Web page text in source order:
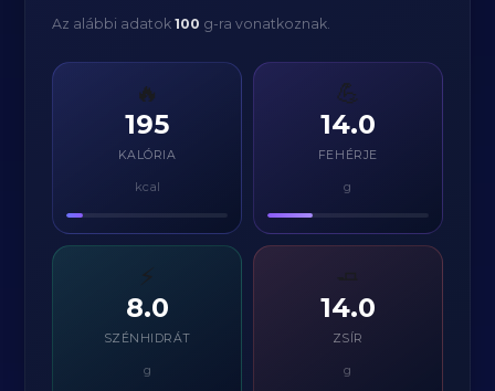
Az alábbi adatok100 g-ra vonatkoznak.
🔥
195
KALÓRIA
kcal
💪
14.0
FEHÉRJE
g
⚡
8.0
SZÉNHIDRÁT
g
14.0
ZSÍR
g